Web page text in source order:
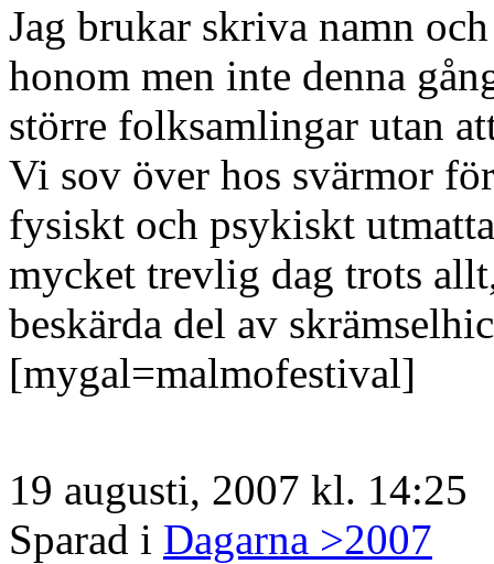
Jag brukar skriva namn
honom men inte denna
större folksamlingar utan
Vi sov över hos svärmor
fysiskt och psykiskt
mycket trevlig dag trots
beskärda del av
[mygal=malmofestival]
19 augusti, 2007 kl. 14:25
Sparad i Dagarna >2007